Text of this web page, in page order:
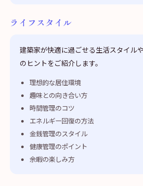
ライフスタイル
建築家が快適に過ごせる生活スタイル
のヒントをご紹介します。
理想的な居住環境
趣味との向き合い方
時間管理のコツ
エネルギー回復の方法
金銭管理のスタイル
健康管理のポイント
余暇の楽しみ方